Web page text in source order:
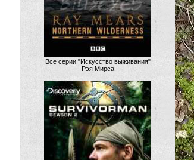
Все серии "Искусство выживания"
Рэя Мирса